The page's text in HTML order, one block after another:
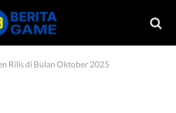
Rilis di Bulan Oktober 2025